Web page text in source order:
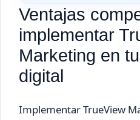
Ventajas
implementar
Marketing en
digital
Implementar TrueView